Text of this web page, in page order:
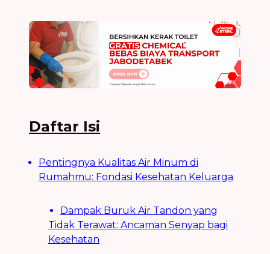
Daftar Isi
Pentingnya Kualitas Air Minum di
Rumahmu: Fondasi Kesehatan Keluarga
Dampak Buruk Air Tandon yang
Tidak Terawat: Ancaman Senyap bagi
Kesehatan